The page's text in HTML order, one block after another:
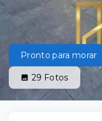
Pronto para morar
29 Fotos